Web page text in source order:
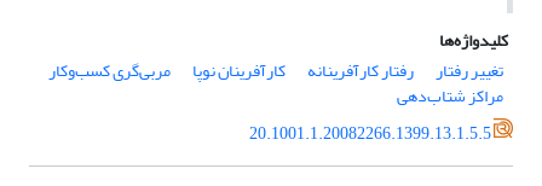
کلیدواژه‌ها
تغییر رفتار
رفتار کارآفرینانه کارآفرینان نوپا مربی‌گری کسب‌و‌کار
مراکز شتاب‌دهی
20.1001.1.20082266.1399.13.1.5.5